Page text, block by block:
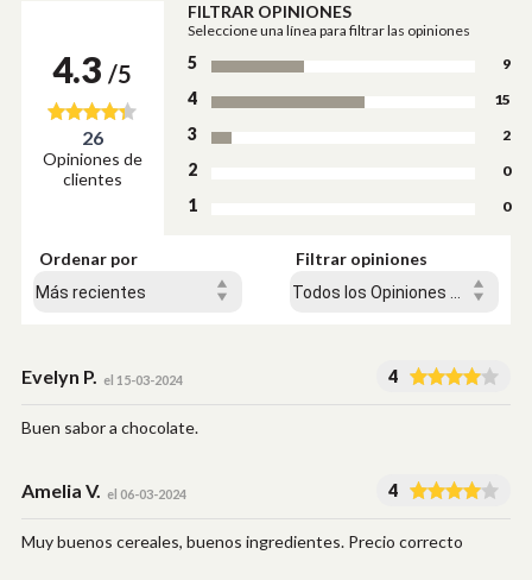
4.3 /5
26
Opiniones de
clientes
FILTRAR OPINIONES
Seleccione una línea para filtrar las opiniones
5 9
4 15
3 2
2 0
1 0
Ordenar por Filtrar opiniones
Evelyn P. el 15-03-2024 4
Buen sabor a chocolate.
Amelia V. el 06-03-2024 4
Muy buenos cereales, buenos ingredientes. Precio correcto